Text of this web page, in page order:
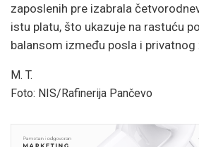
zaposlenih pre izabrala
istu platu, što ukazuje na rastuću
balansom između posla i privatnog
M. T.
Foto: NIS/Rafinerija Pančevo